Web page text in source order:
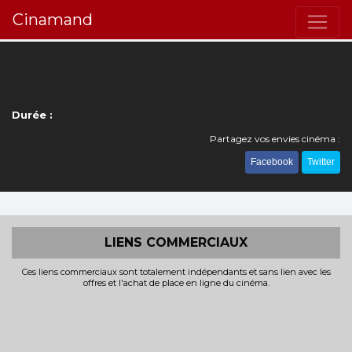
Cinamand
Durée :
Partagez vos envies cinéma :
Facebook Twitter
LIENS COMMERCIAUX
Ces liens commerciaux sont totalement indépendants et sans lien avec les
offres et l'achat de place en ligne du cinéma.